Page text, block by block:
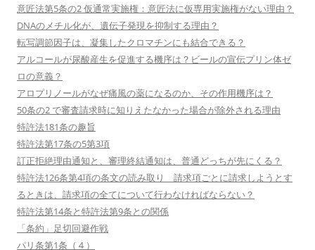
意匠法第5条の2 仮通常実施権：意匠法に仮専用実施権がない理由？
DNAのメチル化が、遺伝子発現を抑制する理由？
転写調節因子は、凝集したクロマチンにも結合できる？
アルコールが尿酸産生を促進する機序は？ビールの宣伝プリン体ゼ
ロの意義？
アロプリノールがなぜ痛風の薬になるのか、その作用機序は？
50条の2 で審査請求時に知りえたなかった場合が除外される理由
特許法181条の趣旨
特許法第17条の5第3項
訂正拒絶理由通知と、審理終結通知は、普通どっちが先にくる？
特許法126条第4項の条文の読み取り 請求項ごとに請求しようとす
るときは、請求項の全てについて行わなければならない？
特許法第14条と特許法第9条との関係
「条約」足切回避作戦
パリ条第1条（４）